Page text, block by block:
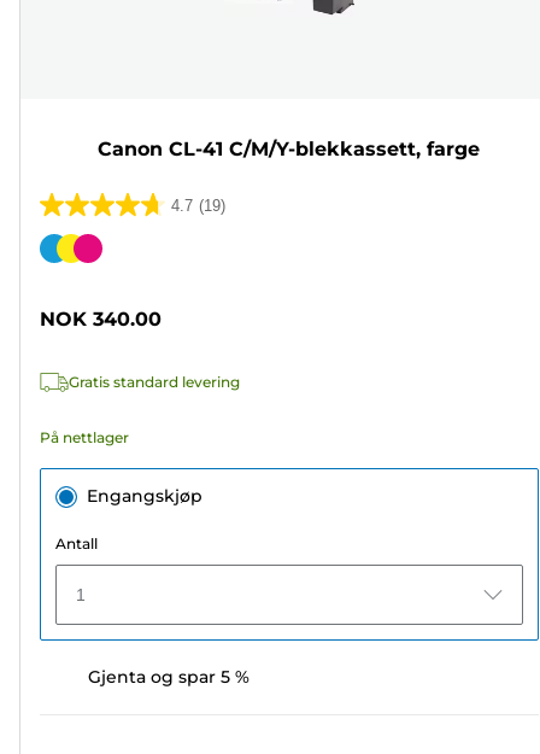
Canon CL-41 C/M/Y-blekkassett, farge
4.7 (19)
4.7
av
Fargekassett
NOK 340.00
Gratis standard levering
På nettlager
Engangskjøp
Antall
1
Gjenta og spar 5 %